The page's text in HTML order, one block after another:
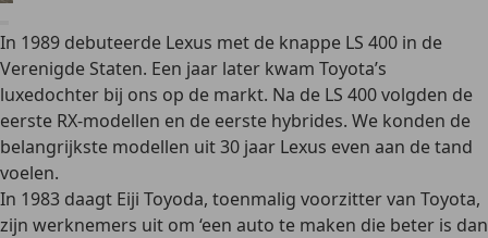
In 1989 debuteerde Lexus met de knappe LS 400 in de
Verenigde Staten. Een jaar later kwam Toyota’s
luxedochter bij ons op de markt. Na de LS 400 volgden de
eerste RX-modellen en de eerste hybrides. We konden de
belangrijkste modellen uit 30 jaar Lexus even aan de tand
voelen.
In 1983 daagt Eiji Toyoda, toenmalig voorzitter van Toyota,
zijn werknemers uit om ‘een auto te maken die beter is dan